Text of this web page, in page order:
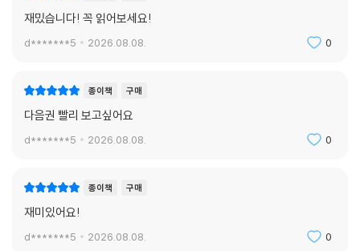
재밌습니다! 꼭 읽어보세요!
d*******5 2026.08.08. 0
종이책 구매
다음권 빨리 보고싶어요
d*******5 2026.08.08. 0
종이책 구매
재미있어요!
d*******5 2026.08.08. 0